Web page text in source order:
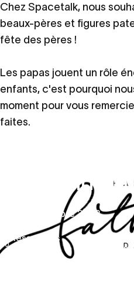
bonne
1er septembre 2022
Ressources
familiales
Spacetalk
des pères
Chez Spacetalk, nous
beaux-pères et figures
fête des pères !
Les papas jouent un rôle
enfants, c'est pourquoi
moment pour vous
faites.